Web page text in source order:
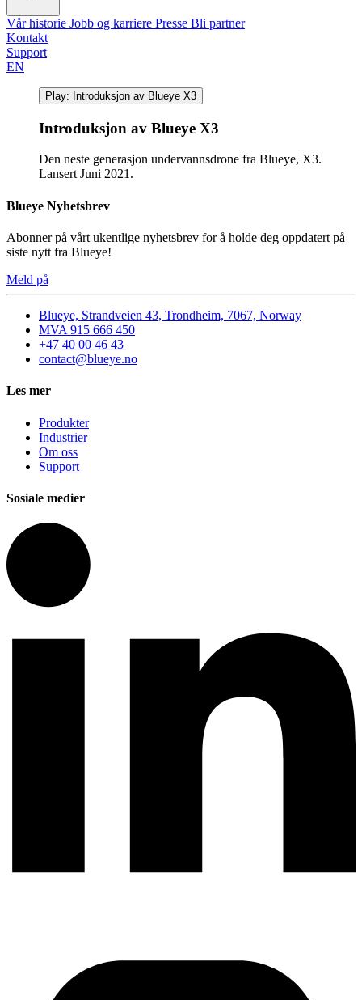
Vår historie Jobb og karriere Presse Bli partner
Kontakt
Support
EN
Play: Introduksjon av Blueye X3
Introduksjon av Blueye X3
Den neste generasjon undervannsdrone fra Blueye, X3.
Lansert Juni 2021.
Blueye Nyhetsbrev
Abonner på vårt ukentlige nyhetsbrev for å holde deg oppdatert på
siste nytt fra Blueye!
Meld på
Blueye, Strandveien 43, Trondheim, 7067, Norway
MVA 915 666 450
+47 40 00 46 43
contact@blueye.no
Les mer
Produkter
Industrier
Om oss
Support
Sosiale medier